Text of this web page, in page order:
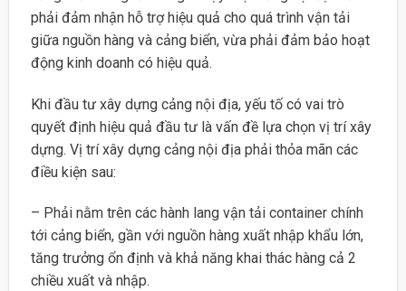
phải đảm nhận hỗ trợ hiệu quả cho quá trình vận tải
giữa nguồn hàng và cảng biển, vừa phải đảm bảo hoạt
động kinh doanh có hiệu quả.
Khi đầu tư xây dựng cảng nội địa, yếu tố có vai trò
quyết định hiệu quả đầu tư là vấn đề lựa chọn vị trí xây
dựng. Vị trí xây dựng cảng nội địa phải thỏa mãn các
điều kiện sau:
– Phải nằm trên các hành lang vận tải container chính
tới cảng biển, gần với nguồn hàng xuất nhập khẩu lớn,
tăng trưởng ổn định và khả năng khai thác hàng cả 2
chiều xuất và nhập.